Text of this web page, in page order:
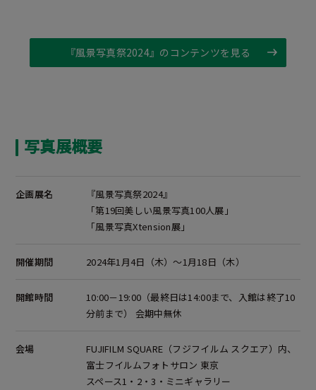
『風景写真祭2024』のコンテンツを見る
写真展概要
企画展名
『風景写真祭2024』
「第19回美しい風景写真100人展」
「風景写真Xtension展」
開催期間 2024年1月4日（木）～1月18日（木）
開館時間
10:00－19:00（最終日は14:00まで、入館は終了10
分前まで） 会期中無休
会場
FUJIFILM SQUARE（フジフイルム スクエア）内、
富士フイルムフォトサロン 東京
スペース1・2・3・ミニギャラリー